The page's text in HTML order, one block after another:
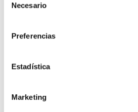
Necesario
Preferencias
Estadística
Marketing